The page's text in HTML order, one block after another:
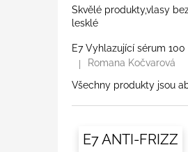
Skvělé produkty,vlasy
lesklé
E7 Vyhlazující sérum 100
Hodnocení produktu je 5
Romana Kočvarová
Všechny produkty jsou
E7 ANTI-FRIZZ